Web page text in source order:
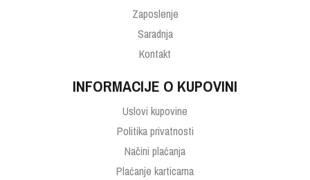
Zaposlenje
Saradnja
Kontakt
INFORMACIJE O KUPOVINI
Uslovi kupovine
Politika privatnosti
Načini plaćanja
Plaćanje karticama